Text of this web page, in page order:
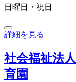
日曜日・祝日
詳細を見る
社会福祉法
育園